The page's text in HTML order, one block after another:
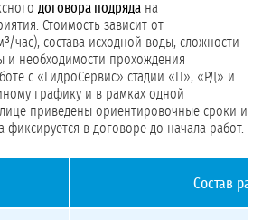
договора подряда на
Стоимость зависит от
час), состава исходной воды, сложности
и необходимости прохождения
с «ГидроСервис» стадии «П», «РД» и
графику и в рамках одной
приведены ориентировочные сроки и
фиксируется в договоре до начала работ.
Состав